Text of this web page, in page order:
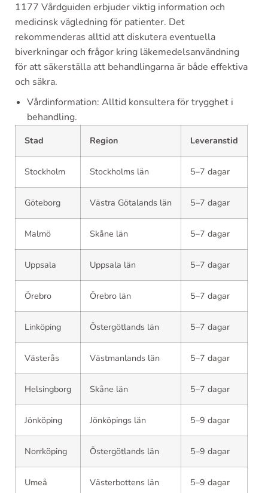
1177 Vårdguiden erbjuder viktig information och
medicinsk vägledning för patienter. Det
rekommenderas alltid att diskutera eventuella
biverkningar och frågor kring läkemedelsanvändning
för att säkerställa att behandlingarna är både effektiva
och säkra.
Vårdinformation: Alltid konsultera för trygghet i
behandling.
Stad Region Leveranstid
Stockholm Stockholms län 5–7 dagar
Göteborg Västra Götalands län 5–7 dagar
Malmö Skåne län 5–7 dagar
Uppsala Uppsala län 5–7 dagar
Örebro Örebro län 5–7 dagar
Linköping Östergötlands län 5–7 dagar
Västerås Västmanlands län 5–7 dagar
Helsingborg Skåne län 5–7 dagar
Jönköping Jönköpings län 5–9 dagar
Norrköping Östergötlands län 5–9 dagar
Umeå Västerbottens län 5–9 dagar